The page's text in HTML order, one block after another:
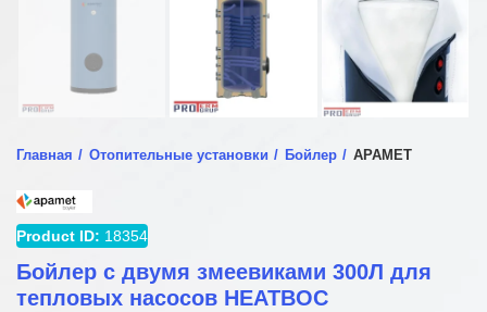
Главная Отопительные установки Бойлер APAMET
Product ID: 18354
Бойлер с двумя змеевиками 300Л для
тепловых насосов HEATBOC